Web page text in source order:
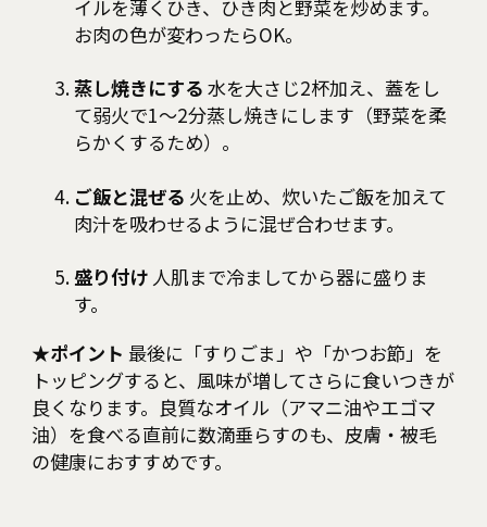
イルを薄くひき、ひき肉と野菜を炒めます。
お肉の色が変わったらOK。
蒸し焼きにする 水を大さじ2杯加え、蓋をし
て弱火で1〜2分蒸し焼きにします（野菜を柔
らかくするため）。
ご飯と混ぜる 火を止め、炊いたご飯を加えて
肉汁を吸わせるように混ぜ合わせます。
盛り付け 人肌まで冷ましてから器に盛りま
す。
★ポイント 最後に「すりごま」や「かつお節」を
トッピングすると、風味が増してさらに食いつきが
良くなります。良質なオイル（アマニ油やエゴマ
油）を食べる直前に数滴垂らすのも、皮膚・被毛
の健康におすすめです。